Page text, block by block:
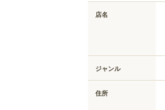
店名
ジャンル
住所